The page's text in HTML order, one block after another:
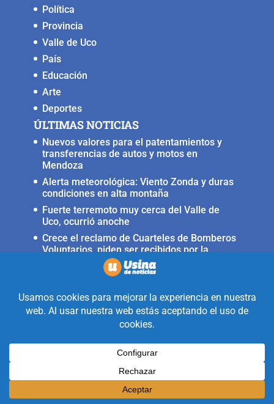
Política
Provincia
Valle de Uco
País
Educación
Arte
Deportes
ÚLTIMAS NOTICIAS
Nuevos valores para el patentamientos y
transferencias de autos y motos en
Mendoza
Alerta meteorológica: Viento Zonda y duras
condiciones en alta montaña
Fuerte terremoto muy cerca del Valle de
Uco, ocurrió anoche
Crece el reclamo de Cuarteles de Bomberos
Voluntarios, piden ser recibidos por la
Llega a San Carlos la Copa Internacional
Realizado con la mirada equidistante de
alguien a quién solo le interesa
informar que ocurre en Valle de Uco.
Diseñado y Desarrollado porLegion Design